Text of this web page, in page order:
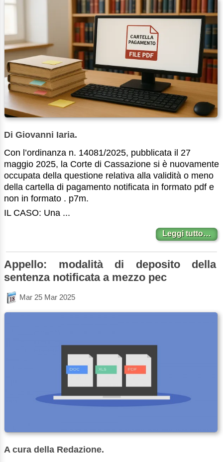
Di Giovanni Iaria.
Con l’ordinanza n. 14081/2025, pubblicata il 27
maggio 2025, la Corte di Cassazione si è nuovamente
occupata della questione relativa alla validità o meno
della cartella di pagamento notificata in formato pdf e
non in formato . p7m.
IL CASO: Una ...
Leggi tutto…
Appello: modalità di deposito della
sentenza notificata a mezzo pec
Mar 25 Mar 2025
A cura della Redazione.